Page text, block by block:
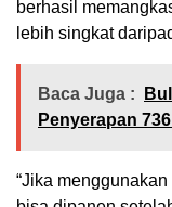
berhasil
lebih singkat
Baca Juga :
Penyerapan
“Jika